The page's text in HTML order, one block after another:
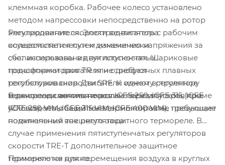
клеммная коробка. Рабочее колесо установлено
методом напрессовки непосредственно на ротор
электродвигателя. Электродвигатель с рабочим
колесом статически и динамически
сбалансированы в двух плоскостях. Шариковые
подшипники двигателя не требуют
техобслуживания. Двигатели имеют встроенное
термореле с автоматическим перезапуском (кроме
ICFE 250 VIM, ICFE 315 VIM, ICFE 400 VIM).
Регулирование скорости вентилятора
осуществляется путем изменения напряжения за
счет использования пятиступенчатых
трансформаторов TR или однофазных плавных
регуляторов скорости SRE. К одному регулятору
можно подключить несколько вентиляторов при
условии, что общий ток вентиляторов не превышает
номинальный ток регулятора.
В двигатели вентиляторов ICFE 250, ICFE 315, ICFE
400 встроены защитные термоконтакты, требующие
подключения внешнего защитного термореле. В
случае применения пятиступенчатых регуляторов
скорости TRE-T дополнительное защитное
термореле не нужно.
Применяются для перемещения воздуха в круглых